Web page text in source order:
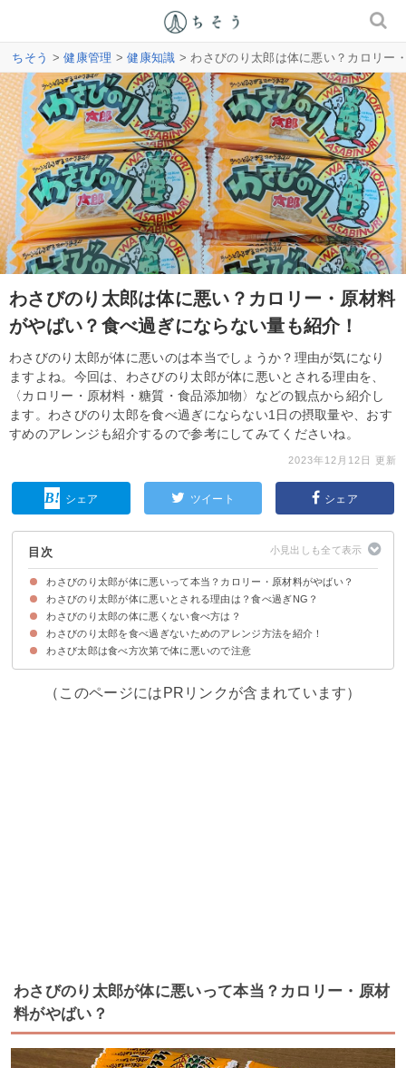
ちそう >健康管理 >健康知識 > わさびのり太郎は体に悪い？カロリー
わさびのり太郎は体に悪い？カロリー・原材料
がやばい？食べ過ぎにならない量も紹介！
わさびのり太郎が体に悪いのは本当でしょうか？理由が気になり
ますよね。今回は、わさびのり太郎が体に悪いとされる理由を、
〈カロリー・原材料・糖質・食品添加物〉などの観点から紹介し
ます。わさびのり太郎を食べ過ぎにならない1日の摂取量や、おす
すめのアレンジも紹介するので参考にしてみてくださいね。
2023年12月12日 更新
シェア ツイート シェア
目次
わさびのり太郎が体に悪いって本当？カロリー・原材料がやばい？
わさびのり太郎の原材料
わさびのり太郎のカロリー
わさびのり太郎が体に悪いとされる理由は？食べ過ぎNG？
①食品添加物が多い
②辛すぎて舌が刺激される
わさびのり太郎の体に悪くない食べ方は？
①わさびのり太郎を食べる量は1日1〜5枚程度が目安
②わさび太郎を食べる際は栄養バランスに注意
わさびのり太郎を食べ過ぎないためのアレンジ方法を紹介！
①わさびのり太郎とリッツのおつまみ
②豆腐のわさびのり太郎のせ
③わさびのり太郎の野菜炒め
わさび太郎は食べ方次第で体に悪いので注意
（このページにはPRリンクが含まれています）
わさびのり太郎が体に悪いって本当？カロリー・原材
料がやばい？